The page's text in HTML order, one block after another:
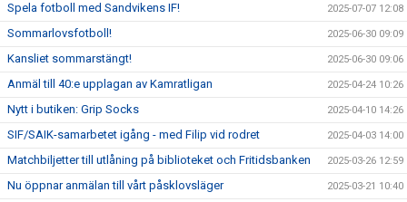
Spela fotboll med Sandvikens IF! 2025-07-07 12:08
Sommarlovsfotboll! 2025-06-30 09:09
Kansliet sommarstängt! 2025-06-30 09:06
Anmäl till 40:e upplagan av Kamratligan 2025-04-24 10:26
Nytt i butiken: Grip Socks 2025-04-10 14:26
SIF/SAIK-samarbetet igång - med Filip vid rodret 2025-04-03 14:00
Matchbiljetter till utlåning på biblioteket och Fritidsbanken 2025-03-26 12:59
Nu öppnar anmälan till vårt påsklovsläger 2025-03-21 10:40